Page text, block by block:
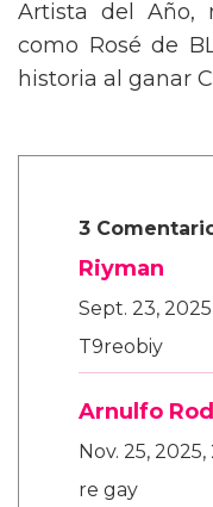
Artista del Año,
como Rosé de
historia al ganar
3
Riyman
Sept. 23,
T9reobiy
Arnulfo
Nov. 25, 2025,
re gay